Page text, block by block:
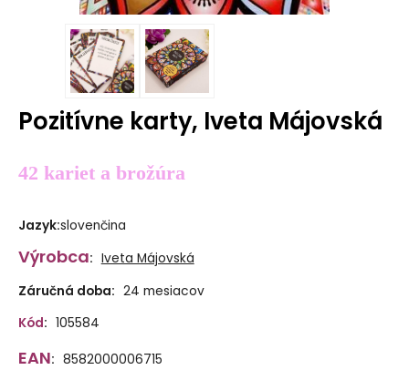
Pozitívne karty, Iveta Májovská
42 kariet a brožúra
Jazyk:slovenčina
Výrobca: Iveta Májovská
Záručná doba: 24 mesiacov
Kód: 105584
EAN: 8582000006715